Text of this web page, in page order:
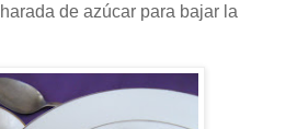
de azúcar para bajar la